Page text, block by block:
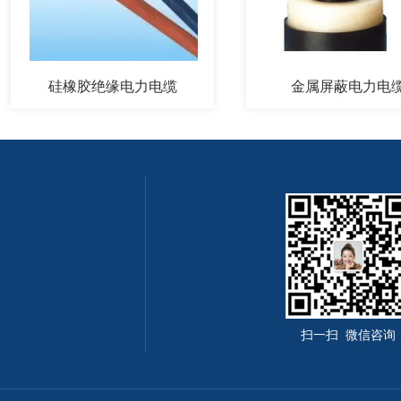
硅橡胶绝缘电力电缆 金属屏蔽电力电缆
扫一扫 微信咨询